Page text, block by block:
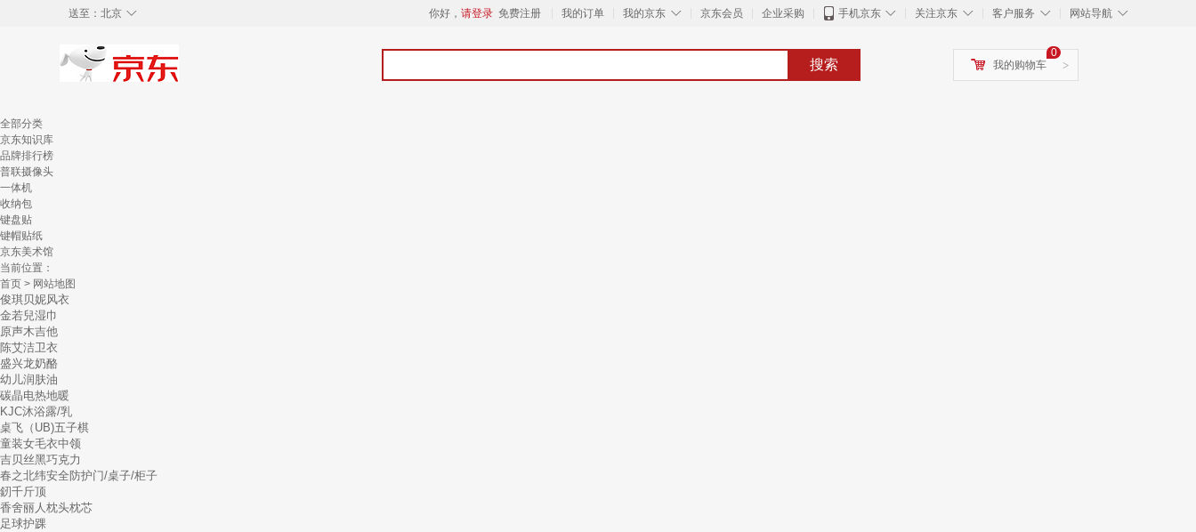
◇
送至： 北京 你好， 请登录 免费注册 我的订单 ◇
我的京东 京东会员 企业采购 ◇
手机京东 ◇
关注京东 ◇
客户服务 ◇
网站导航
搜索 >
0
我的购物车
全部分类
京东知识库
品牌排行榜
普联摄像头
一体机
收纳包
键盘贴
键帽贴纸
京东美术馆
当前位置：
首页 > 网站地图
俊琪贝妮风衣
金若兒湿巾
原声木吉他
陈艾洁卫衣
盛兴龙奶酪
幼儿润肤油
碳晶电热地暖
KJC沐浴露/乳
桌飞（UB)五子棋
童装女毛衣中领
吉贝丝黑巧克力
春之北纬安全防护门/桌子/柜子
釰千斤顶
香舍丽人枕头枕芯
足球护踝